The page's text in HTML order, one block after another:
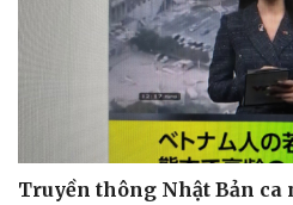
Truyền thông Nhật Bản ca